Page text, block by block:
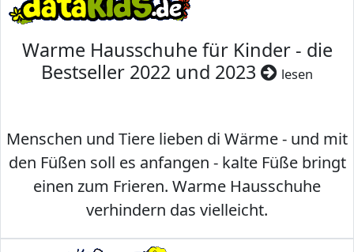
Warme Hausschuhe für Kinder - die
Bestseller 2022 und 2023
lesen
Menschen und Tiere lieben di Wärme - und mit
den Füßen soll es anfangen - kalte Füße bringt
einen zum Frieren. Warme Hausschuhe
verhindern das vielleicht.